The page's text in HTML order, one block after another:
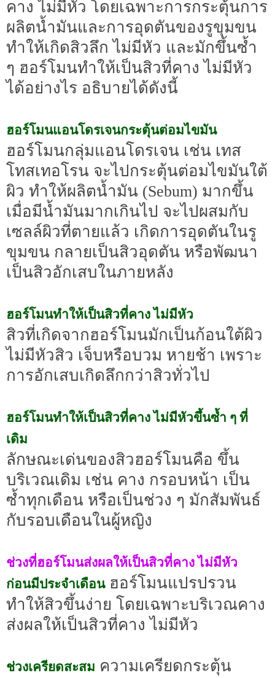
คาง ไม่มีหัว โดยเฉพาะการกระตุ้นการ
ผลิตน้ำมันและการอุดตันของรูขุมขน
ทำให้เกิดสิวลึก ไม่มีหัว และมักขึ้นซ้ำ
ๆ ฮอร์โมนทำให้เป็นสิวที่คาง ไม่มีหัว
ได้อย่างไร อธิบายได้ดังนี้
ฮอร์โมนแอนโดรเจนกระตุ้นต่อมไขมัน
ฮอร์โมนกลุ่มแอนโดรเจน เช่น เทส
โทสเทอโรน จะไปกระตุ้นต่อมไขมันใต้
ผิว ทำให้ผลิตน้ำมัน (Sebum) มากขึ้น
เมื่อมีน้ำมันมากเกินไป จะไปผสมกับ
เซลล์ผิวที่ตายแล้ว เกิดการอุดตันในรู
ขุมขน กลายเป็นสิวอุดตัน หรือพัฒนา
เป็นสิวอักเสบในภายหลัง
ฮอร์โมนทำให้เป็นสิวที่คาง ไม่มีหัว
สิวที่เกิดจากฮอร์โมนมักเป็นก้อนใต้ผิว
ไม่มีหัวสิว เจ็บหรือบวม หายช้า เพราะ
การอักเสบเกิดลึกกว่าสิวทั่วไป
ฮอร์โมนทำให้เป็นสิวที่คาง ไม่มีหัวขึ้นซ้ำ ๆ ที่
เดิม
ลักษณะเด่นของสิวฮอร์โมนคือ ขึ้น
บริเวณเดิม เช่น คาง กรอบหน้า เป็น
ซ้ำทุกเดือน หรือเป็นช่วง ๆ มักสัมพันธ์
กับรอบเดือนในผู้หญิง
ช่วงที่ฮอร์โมนส่งผลให้เป็นสิวที่คาง ไม่มีหัว
ก่อนมีประจำเดือนฮอร์โมนแปรปรวน
ทำให้สิวขึ้นง่าย โดยเฉพาะบริเวณคาง
ส่งผลให้เป็นสิวที่คาง ไม่มีหัว
ช่วงเครียดสะสม ความเครียดกระตุ้น